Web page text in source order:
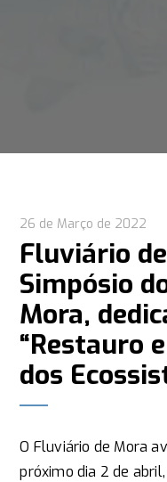
26 de Março de 2022
Fluviário
Simpósio
Mora,
“Restauro
dos
O Fluviário de Mora
próximo dia 2 de